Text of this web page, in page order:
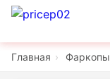
Главная › Фаркопы